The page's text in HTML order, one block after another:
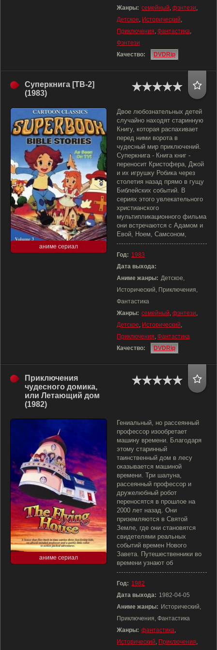
Жанры: семейный, фэнтези,
Детское, Исторический,
Приключения, Фантастика,
Фэнтези
Качество:
DVDRip
Суперкнига [ТВ-2]
(1983)
аниме сериал
Двое любознательных детей
случайно находят старинную
Книгу, которая распахивает
перед ними ворота в
чудесный мир приключений.
Суперкнига - Книга книг -
переносит Кристофера, Джой
и их игрушку Робика через
столетия назад прямо в гущу
Библейских событий. В
сериях этого увлекательного
христианского
мультипликационного фильма
они встречаются с Адамом и
Евой, Ноем, Самсоном,
Год: 1983
Дата выхода:
Аниме жанры: Детское,
Исторический, Приключения,
Фантастика
Жанры: семейный, фэнтези,
Детское, Исторический,
Приключения, Фантастика
Качество:
DVDRip
Приключения
чудесного домика,
или Летающий дом
(1982)
аниме сериал
Гениальный, но рассеянный
профессор изообретает
машину времени. Благодаря
этому старинный
таинственный дом в лесу
оказывается машиной
времени. Три шалуна,
рассеянный профессор и
дружелюбный робот
переносятся в прошлое на
2000 лет назад. Они
приземляются в Святой
Земле, где они становятся
свидетелями реальных
событий времен Нового
Завета. Путешественники во
времени узнают об
Год: 1982
Дата выхода: 1982-04-05
Аниме жанры: Исторический,
Приключения, Фантастика
Жанры: фантастика,
Исторический, Приключения,